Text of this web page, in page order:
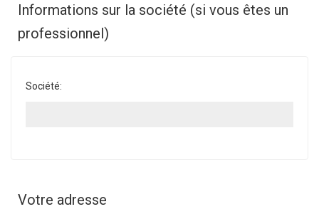
Informations sur la société (si vous êtes un
professionnel)
Société:
Votre adresse